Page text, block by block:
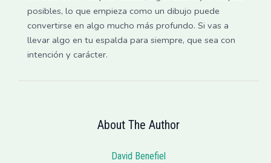
posibles, lo que empieza como un dibujo puede
convertirse en algo mucho más profundo. Si vas a
llevar algo en tu espalda para siempre, que sea con
intención y carácter.
About The Author
David Benefiel